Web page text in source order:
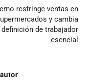
restringe ventas en
y cambia
definición de trabajador
esencial